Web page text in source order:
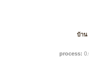
บ้าน
process: